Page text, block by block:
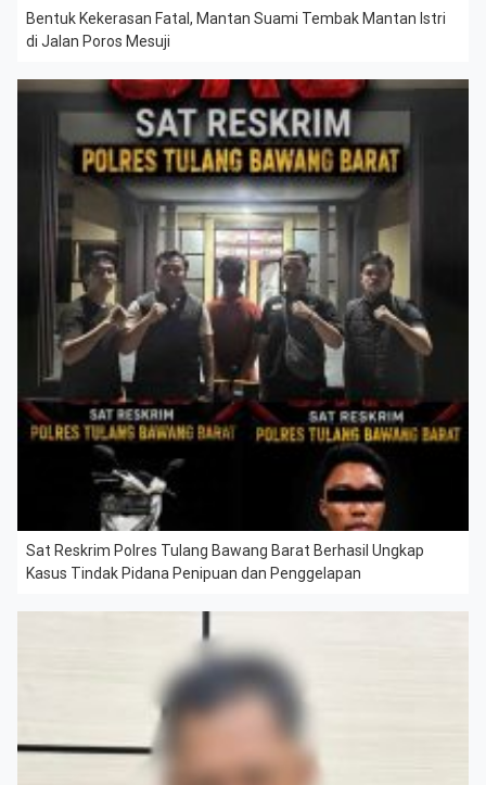
Bentuk Kekerasan Fatal, Mantan Suami Tembak Mantan Istri
di Jalan Poros Mesuji
Sat Reskrim Polres Tulang Bawang Barat Berhasil Ungkap
Kasus Tindak Pidana Penipuan dan Penggelapan